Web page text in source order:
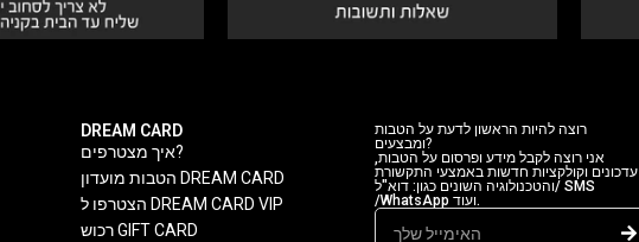
DREAM CARD
איך מצטרפים?
הטבות מועדון DREAM CARD
הצטרפו ל DREAM CARD VIP
רכוש GIFT CARD
רוצה להיות הראשון לדעת על הטבות
ומבצעים?
אני רוצה לקבל מידע ופרסום על הטבות,
עדכונים וקולקציות חדשות באמצעי התקשורת
והטכנולוגיה השונים כגון: דוא"ל/ SMS
/WhatsApp ועוד.